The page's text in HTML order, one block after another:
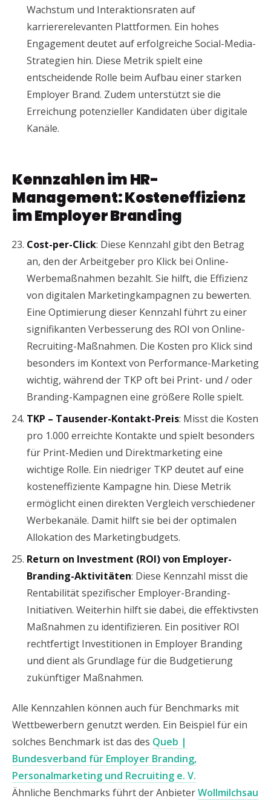
Wachstum und Interaktionsraten auf
karriererelevanten Plattformen. Ein hohes
Engagement deutet auf erfolgreiche Social-Media-
Strategien hin. Diese Metrik spielt eine
entscheidende Rolle beim Aufbau einer starken
Employer Brand. Zudem unterstützt sie die
Erreichung potenzieller Kandidaten über digitale
Kanäle.
Kennzahlen im HR-
Management: Kosteneffizienz
im Employer Branding
Cost-per-Click: Diese Kennzahl gibt den Betrag
an, den der Arbeitgeber pro Klick bei Online-
Werbemaßnahmen bezahlt. Sie hilft, die Effizienz
von digitalen Marketingkampagnen zu bewerten.
Eine Optimierung dieser Kennzahl führt zu einer
signifikanten Verbesserung des ROI von Online-
Recruiting-Maßnahmen. Die Kosten pro Klick sind
besonders im Kontext von Performance-Marketing
wichtig, während der TKP oft bei Print- und / oder
Branding-Kampagnen eine größere Rolle spielt.
TKP – Tausender-Kontakt-Preis: Misst die Kosten
pro 1.000 erreichte Kontakte und spielt besonders
für Print-Medien und Direktmarketing eine
wichtige Rolle. Ein niedriger TKP deutet auf eine
kosteneffiziente Kampagne hin. Diese Metrik
ermöglicht einen direkten Vergleich verschiedener
Werbekanäle. Damit hilft sie bei der optimalen
Allokation des Marketingbudgets.
Return on Investment (ROI) von Employer-
Branding-Aktivitäten: Diese Kennzahl misst die
Rentabilität spezifischer Employer-Branding-
Initiativen. Weiterhin hilft sie dabei, die effektivsten
Maßnahmen zu identifizieren. Ein positiver ROI
rechtfertigt Investitionen in Employer Branding
und dient als Grundlage für die Budgetierung
zukünftiger Maßnahmen.
Alle Kennzahlen können auch für Benchmarks mit
Wettbewerbern genutzt werden. Ein Beispiel für ein
solches Benchmark ist das des Queb |
Bundesverband für Employer Branding,
Personalmarketing und Recruiting e. V.
Ähnliche Benchmarks führt der AnbieterWollmilchsau